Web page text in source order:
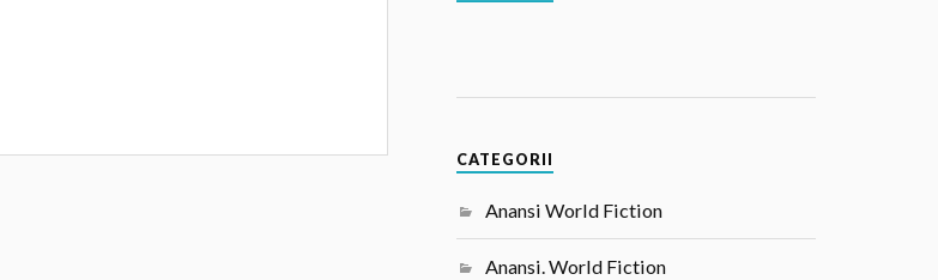
CATEGORII
Anansi World Fiction
Anansi. World Fiction